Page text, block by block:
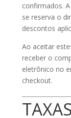
confirmados.
se reserva o
descontos
Ao aceitar
receber o
eletrônico no
checkout.